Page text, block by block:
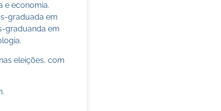
e economia.
graduada em
graduanda em
eleições, com
.